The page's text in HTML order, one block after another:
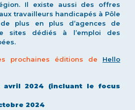
Il existe aussi des offres
travailleurs handicapés à Pôle
plus en plus d’agences de
sites dédiés à l’emploi des
prochaines éditions de Hello
avril 2024 (incluant le focus
2024